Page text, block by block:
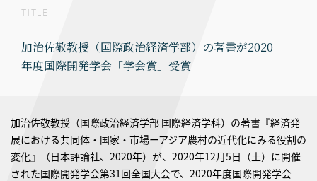
TITLE
加治佐敬教授（国際政治経済学部）の著書が2020
年度国際開発学会「学会賞」受賞
加治佐敬教授（国際政治経済学部 国際経済学科）の著書『経済発
展における共同体・国家・市場ーアジア農村の近代化にみる役割の
変化』（日本評論社、2020年）が、2020年12月5日（土）に開催
された国際開発学会第31回全国大会で、2020年度国際開発学会